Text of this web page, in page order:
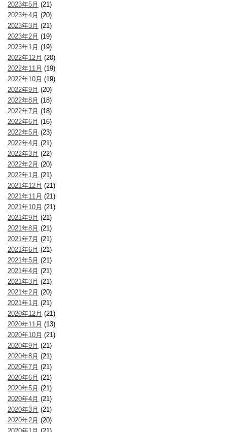
2023年5月 (21)
2023年4月 (20)
2023年3月 (21)
2023年2月 (19)
2023年1月 (19)
2022年12月 (20)
2022年11月 (19)
2022年10月 (19)
2022年9月 (20)
2022年8月 (18)
2022年7月 (18)
2022年6月 (16)
2022年5月 (23)
2022年4月 (21)
2022年3月 (22)
2022年2月 (20)
2022年1月 (21)
2021年12月 (21)
2021年11月 (21)
2021年10月 (21)
2021年9月 (21)
2021年8月 (21)
2021年7月 (21)
2021年6月 (21)
2021年5月 (21)
2021年4月 (21)
2021年3月 (21)
2021年2月 (20)
2021年1月 (21)
2020年12月 (21)
2020年11月 (13)
2020年10月 (21)
2020年9月 (21)
2020年8月 (21)
2020年7月 (21)
2020年6月 (21)
2020年5月 (21)
2020年4月 (21)
2020年3月 (21)
2020年2月 (20)